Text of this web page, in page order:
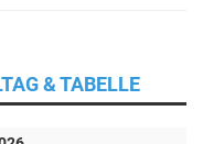
& TABELLE